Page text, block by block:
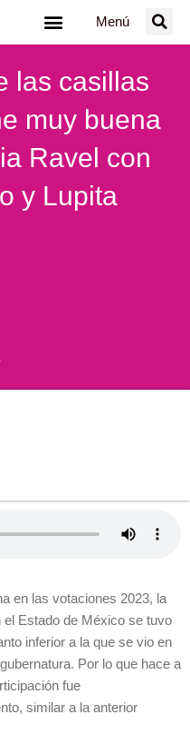
Menú
las casillas
muy buena
Ravel con
y Lupita
en las votaciones 2023, la
Estado de México se tuvo
inferior a la que se vio en
Por lo que hace a
fue
similar a la anterior